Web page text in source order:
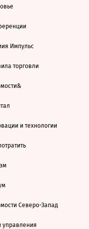
Импульс
торговли
и технологии
Северо-Запад
управления